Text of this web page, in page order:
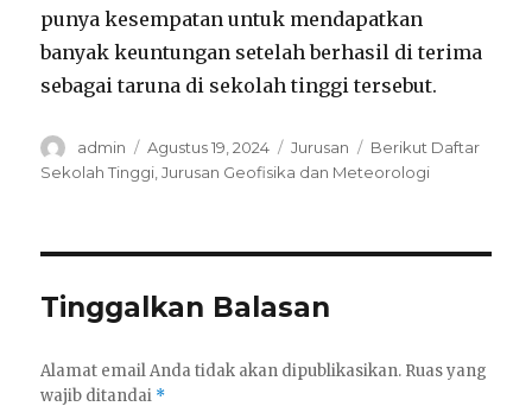
punya kesempatan untuk mendapatkan
banyak keuntungan setelah berhasil di terima
sebagai taruna di sekolah tinggi tersebut.
Author
admin
Posted
on
Agustus 19, 2024 Categories
Jurusan Tags
Berikut Daftar
Sekolah Tinggi,Jurusan Geofisika dan Meteorologi
Tinggalkan Balasan
Alamat email Anda tidak akan dipublikasikan. Ruas yang
wajib ditandai *